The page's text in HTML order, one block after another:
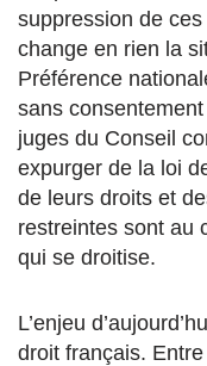
suppression de
change en rien la
Préférence
sans
juges du Conseil
expurger de la loi
de leurs droits et
restreintes sont au
qui se droitise.
L’enjeu
droit français.